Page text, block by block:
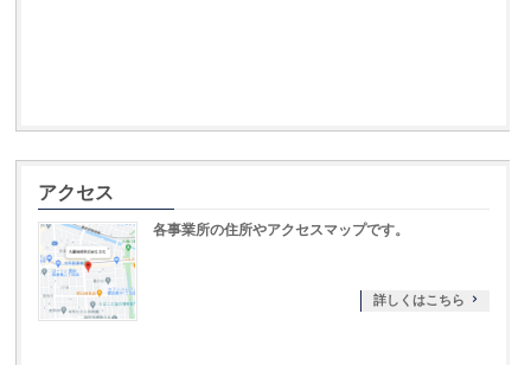
アクセス
各事業所の住所やアクセスマップです。
詳しくはこちら